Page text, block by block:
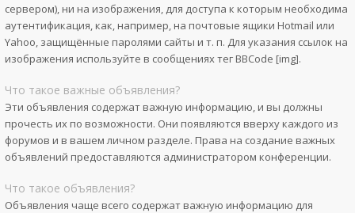
сервером), ни на изображения, для доступа к которым необходима
аутентификация, как, например, на почтовые ящики Hotmail или
Yahoo, защищённые паролями сайты и т. п. Для указания ссылок на
изображения используйте в сообщениях тег BBCode [img].
Что такое важные объявления?
Эти объявления содержат важную информацию, и вы должны
прочесть их по возможности. Они появляются вверху каждого из
форумов и в вашем личном разделе. Права на создание важных
объявлений предоставляются администратором конференции.
Что такое объявления?
Объявления чаще всего содержат важную информацию для